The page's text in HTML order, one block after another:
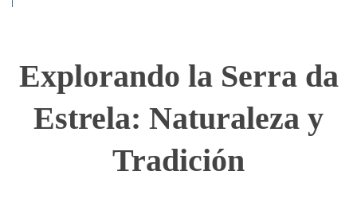
Explorando la Serra da
Estrela: Naturaleza y
Tradición